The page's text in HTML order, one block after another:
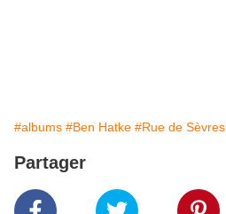
#albums #Ben Hatke #Rue de Sèvres
Partager